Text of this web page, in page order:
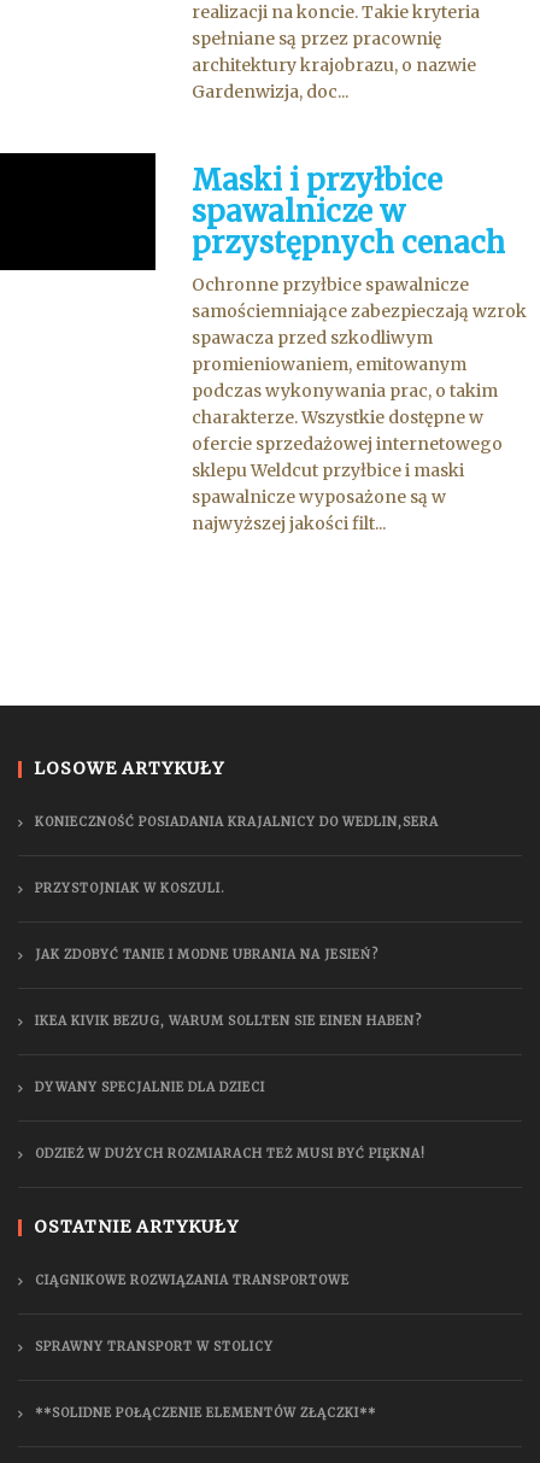
realizacji na koncie. Takie kryteria
spełniane są przez pracownię
architektury krajobrazu, o nazwie
Gardenwizja, doc...
Maski i przyłbice
spawalnicze w
przystępnych cenach
Ochronne przyłbice spawalnicze
samościemniające zabezpieczają wzrok
spawacza przed szkodliwym
promieniowaniem, emitowanym
podczas wykonywania prac, o takim
charakterze. Wszystkie dostępne w
ofercie sprzedażowej internetowego
sklepu Weldcut przyłbice i maski
spawalnicze wyposażone są w
najwyższej jakości filt...
LOSOWE ARTYKUŁY
KONIECZNOŚĆ POSIADANIA KRAJALNICY DO WEDLIN,SERA
PRZYSTOJNIAK W KOSZULI.
JAK ZDOBYĆ TANIE I MODNE UBRANIA NA JESIEŃ?
IKEA KIVIK BEZUG, WARUM SOLLTEN SIE EINEN HABEN?
DYWANY SPECJALNIE DLA DZIECI
ODZIEŻ W DUŻYCH ROZMIARACH TEŻ MUSI BYĆ PIĘKNA!
OSTATNIE ARTYKUŁY
CIĄGNIKOWE ROZWIĄZANIA TRANSPORTOWE
SPRAWNY TRANSPORT W STOLICY
**SOLIDNE POŁĄCZENIE ELEMENTÓW ZŁĄCZKI**